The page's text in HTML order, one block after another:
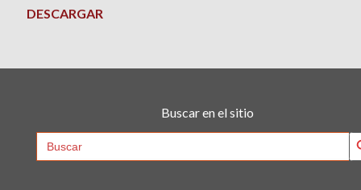
DESCARGAR
Buscar en el sitio
Search